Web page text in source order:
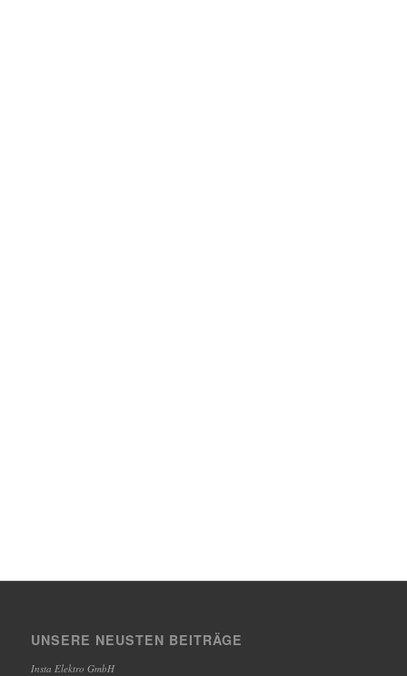
UNSERE NEUSTEN BEITRÄGE
Insta Elektro GmbH